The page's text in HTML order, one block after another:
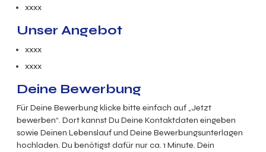
xxxx
Unser Angebot
xxxx
xxxx
Deine Bewerbung
Für Deine Bewerbung klicke bitte einfach auf „Jetzt
bewerben“. Dort kannst Du Deine Kontaktdaten eingeben
sowie Deinen Lebenslauf und Deine Bewerbungsunterlagen
hochladen. Du benötigst dafür nur ca. 1 Minute. Dein